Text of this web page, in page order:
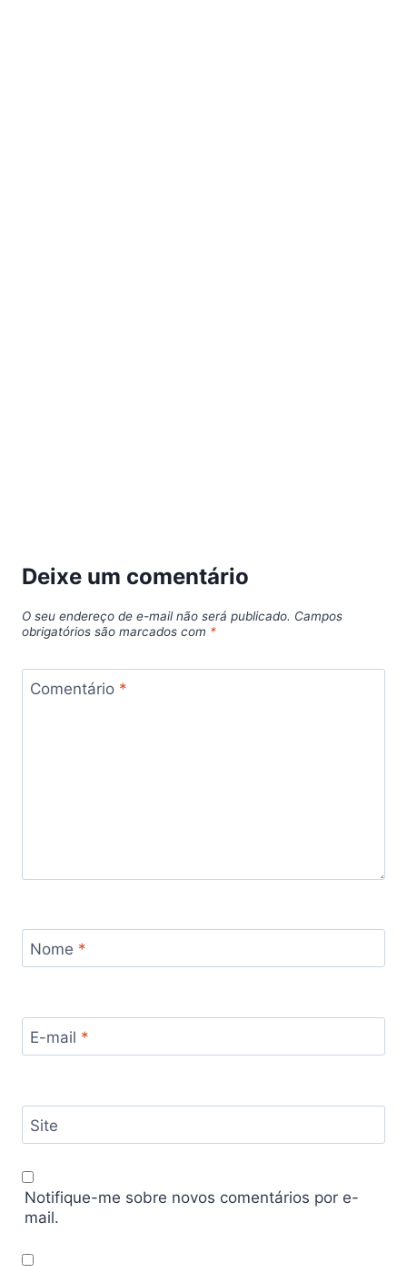
Deixe um comentário
O seu endereço de e-mail não será publicado. Campos
obrigatórios são marcados com *
Comentário *
Nome *
E-mail *
Site
Notifique-me sobre novos comentários por e-
mail.